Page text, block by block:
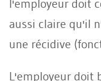
l'employeur doit
aussi claire qu'il
une récidive
L'employeur doit